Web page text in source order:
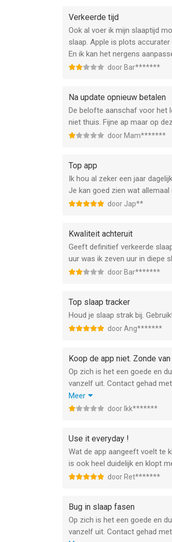
Verkeerde tijd
Ook al voer ik mijn slaaptijd
slaap. Apple is plots accurater
En ik kan het nergens
door Bar*******
Na update opnieuw betalen
De belofte aanschaf voor het
niet thuis. Fijne ap maar op
door Mam*******
Top app
Ik hou al zeker een jaar
Je kan goed zien wat
door Jap**
Kwaliteit achteruit
Geeft definitief verkeerde
uur was ik zeven uur in diepe
door Bar*******
Top slaap tracker
Houd je slaap strak bij.
door Ang*******
Koop de app niet. Zonde
Op zich is het een goede en
vanzelf uit. Contact gehad
opnieuw geïnstalleerd, wizard
instelling wat het gevolg is.
ga slapen check ik of
Ververs je je gegevens en
ZORG DAT DIT WORDT
Support zecht dat je je
Meer
door Ikk*******
Use it everyday !
Wat de app aangeeft voelt te
is ook heel duidelijk en klopt
door Ret*******
Bug in slaap fasen
Op zich is het een goede en
vanzelf uit. Contact gehad